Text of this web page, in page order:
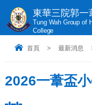
東華三院郭一
Tung Wah Group of
College
首頁 > 最新消息
2026一葦盃